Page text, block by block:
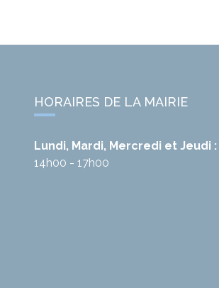
HORAIRES DE LA MAIRIE
Lundi, Mardi, Mercredi et Jeudi :
14h00 - 17h00